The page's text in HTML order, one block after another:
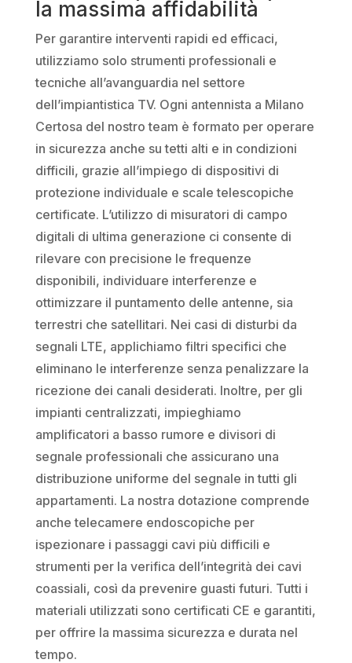
la massima affidabilità
Per garantire interventi rapidi ed efficaci,
utilizziamo solo strumenti professionali e
tecniche all’avanguardia nel settore
dell’impiantistica TV. Ogni antennista a Milano
Certosa del nostro team è formato per operare
in sicurezza anche su tetti alti e in condizioni
difficili, grazie all’impiego di dispositivi di
protezione individuale e scale telescopiche
certificate. L’utilizzo di misuratori di campo
digitali di ultima generazione ci consente di
rilevare con precisione le frequenze
disponibili, individuare interferenze e
ottimizzare il puntamento delle antenne, sia
terrestri che satellitari. Nei casi di disturbi da
segnali LTE, applichiamo filtri specifici che
eliminano le interferenze senza penalizzare la
ricezione dei canali desiderati. Inoltre, per gli
impianti centralizzati, impieghiamo
amplificatori a basso rumore e divisori di
segnale professionali che assicurano una
distribuzione uniforme del segnale in tutti gli
appartamenti. La nostra dotazione comprende
anche telecamere endoscopiche per
ispezionare i passaggi cavi più difficili e
strumenti per la verifica dell’integrità dei cavi
coassiali, così da prevenire guasti futuri. Tutti i
materiali utilizzati sono certificati CE e garantiti,
per offrire la massima sicurezza e durata nel
tempo.